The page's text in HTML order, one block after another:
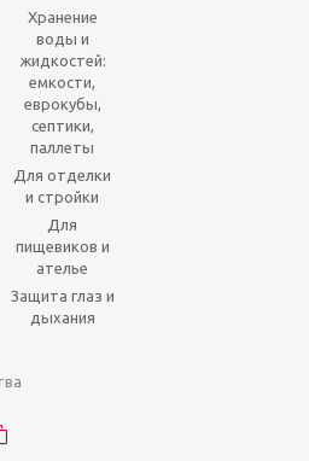
Хранение
воды и
жидкостей:
емкости,
еврокубы,
септики,
паллеты
Для отделки
и стройки
Для
пищевиков и
ателье
Защита глаз и
дыхания